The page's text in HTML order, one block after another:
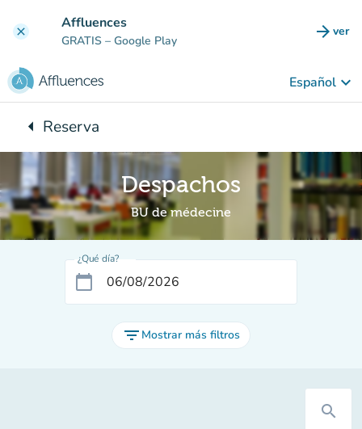
clear Affluences
GRATIS – Google Play arrow_forward ver
Español keyboard_arrow_down
arrow_leftVuelta:
Reserva
Despachos
BU de médecine
¿Qué día?
calendar_today
filter_list Mostrar más filtros
search